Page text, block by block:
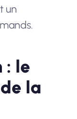
un
: le
la